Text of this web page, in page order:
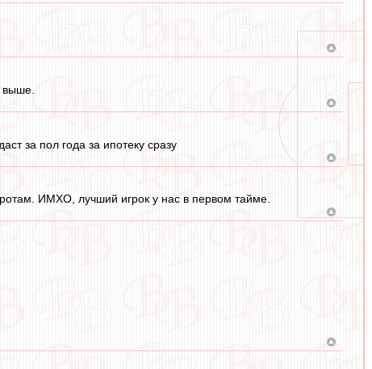
выше.
за пол года за ипотеку сразу
ИМХО, лучший игрок у нас в первом тайме.